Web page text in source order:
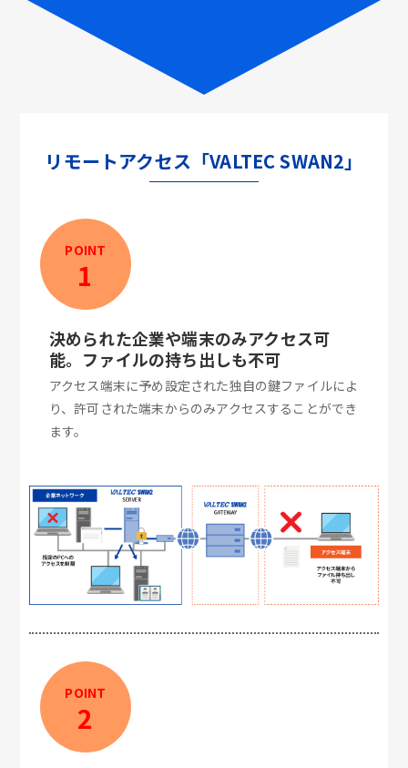
リモートアクセス「VALTEC SWAN2」
POINT
1
決められた企業や端末のみアクセス可
能。ファイルの持ち出しも不可
アクセス端末に予め設定された独自の鍵ファイルによ
り、許可された端末からのみアクセスすることができ
ます。
POINT
2